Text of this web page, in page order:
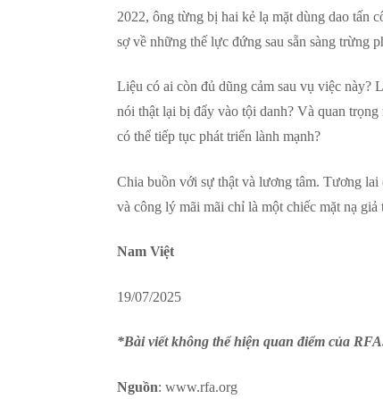
2022, ông từng bị hai kẻ lạ mặt dùng dao tấn
sợ về những thế lực đứng sau sẵn sàng trừng
Liệu có ai còn đủ dũng cảm sau vụ việc này?
nói thật lại bị đẩy vào tội danh? Và quan
có thể tiếp tục phát triển lành mạnh?
Chia buồn với sự thật và lương tâm. Tương
và công lý mãi mãi chỉ là một chiếc mặt nạ
Nam Việt
19/07/2025
*Bài viết không thể hiện quan điểm của
Nguồn: www.rfa.org